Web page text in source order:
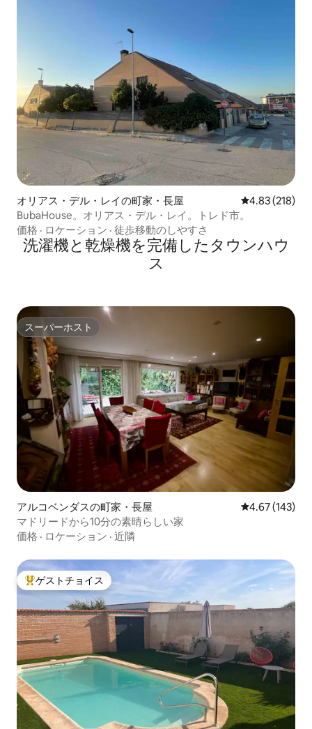
オリアス・デル・レイの町家・長屋 レビュー218
4.83 (218)
BubaHouse。オリアス・デル・レイ。トレド市。
価格 · ロケーション · 徒歩移動のしやすさ
洗濯機と乾燥機を完備したタウンハウ
ス
スーパーホスト
スーパーホスト
アルコベンダスの町家・長屋 レビュー143
4.67 (143)
マドリードから10分の素晴らしい家
価格 · ロケーション · 近隣
大好評のゲストチョイスです。
ゲストチョイス